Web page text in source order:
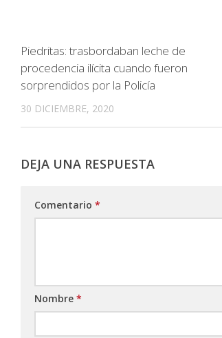
Piedritas: trasbordaban leche de
procedencia ilícita cuando fueron
sorprendidos por la Policía
30 DICIEMBRE, 2020
DEJA UNA RESPUESTA
Comentario *
Nombre *